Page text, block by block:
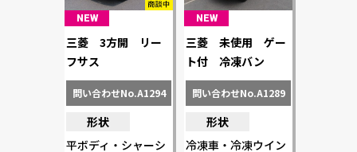
NEW
三菱 3方開 リー
フサス
問い合わせNo.A1294
形状
平ボディ・シャーシ
NEW
三菱 未使用 ゲー
ト付 冷凍バン
問い合わせNo.A1289
形状
冷凍車・冷凍ウイン